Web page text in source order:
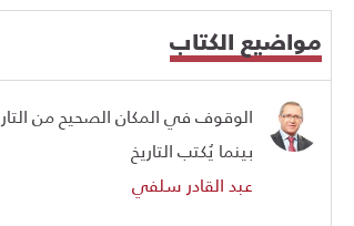
مواضيع الكتاب
الوقوف في المكان الصحيح من
بينما يُكتب التاريخ
عبد القادر سلفي